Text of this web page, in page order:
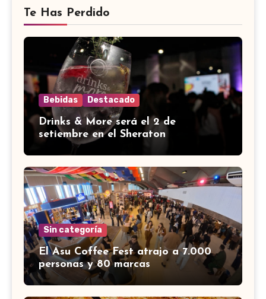
Te Has Perdido
Bebidas Destacado
Drinks & More será el 2 de
setiembre en el Sheraton
Sin categoría
El Asu Coffee Fest atrajo a 7.000
personas y 80 marcas